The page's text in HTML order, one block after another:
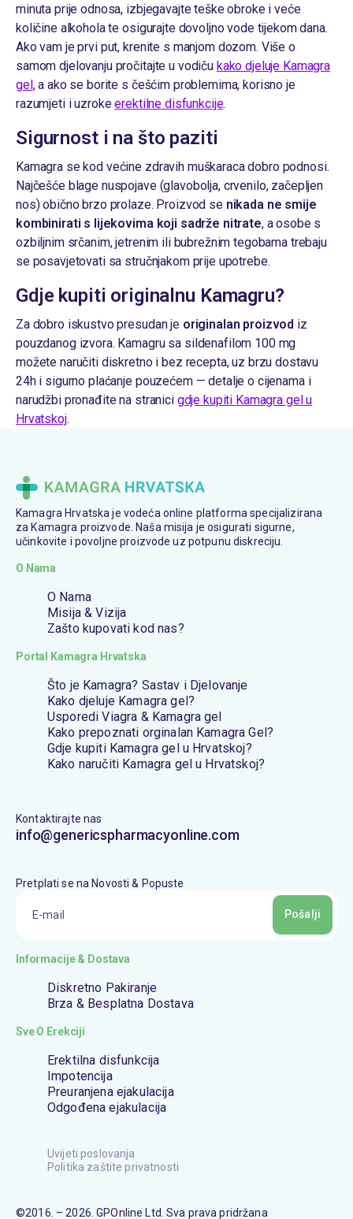
minuta prije odnosa, izbjegavajte teške obroke i veće
količine alkohola te osigurajte dovoljno vode tijekom dana.
Ako vam je prvi put, krenite s manjom dozom. Više o
samom djelovanju pročitajte u vodiču kako djeluje Kamagra
gel, a ako se borite s češćim problemima, korisno je
razumjeti i uzrokeerektilne disfunkcije.
Sigurnost i na što paziti
Kamagra se kod većine zdravih muškaraca dobro podnosi.
Najčešće blage nuspojave (glavobolja, crvenilo, začepljen
nos) obično brzo prolaze. Proizvod se nikada ne smije
kombinirati s lijekovima koji sadrže nitrate, a osobe s
ozbiljnim srčanim, jetrenim ili bubrežnim tegobama trebaju
se posavjetovati sa stručnjakom prije upotrebe.
Gdje kupiti originalnu Kamagru?
Za dobro iskustvo presudan je originalan proizvod iz
pouzdanog izvora. Kamagru sa sildenafilom 100 mg
možete naručiti diskretno i bez recepta, uz brzu dostavu
24h i sigurno plaćanje pouzećem — detalje o cijenama i
narudžbi pronađite na stranici gdje kupiti Kamagra gel u
Hrvatskoj.
Kamagra Hrvatska je vodeća online platforma specijalizirana
za Kamagra proizvode. Naša misija je osigurati sigurne,
učinkovite i povoljne proizvode uz potpunu diskreciju.
O Nama
O Nama
Misija & Vizija
Zašto kupovati kod nas?
Portal Kamagra Hrvatska
Što je Kamagra? Sastav i Djelovanje
Kako djeluje Kamagra gel?
Usporedi Viagra & Kamagra gel
Kako prepoznati orginalan Kamagra Gel?
Gdje kupiti Kamagra gel u Hrvatskoj?
Kako naručiti Kamagra gel u Hrvatskoj?
Kontaktirajte nas
info@genericspharmacyonline.com
Pretplati se na Novosti & Popuste
Pošalji
Informacije & Dostava
Diskretno Pakiranje
Brza & Besplatna Dostava
Sve O Erekciji
Erektilna disfunkcija
Impotencija
Preuranjena ejakulacija
Odgođena ejakulacija
Uvijeti poslovanja
Politika zaštite privatnosti
©2016. – 2026. GPOnline Ltd. Sva prava pridržana